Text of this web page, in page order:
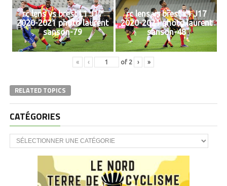
rc lens vs brest L1 J17
2020-2021 photo laurent
sanson-79
rc lens vs brest L1 J17
2020-2021 photo laurent
sanson-48
« ‹ of 2 › »
RELATED TOPICS
CATÉGORIES
CATÉGORIES